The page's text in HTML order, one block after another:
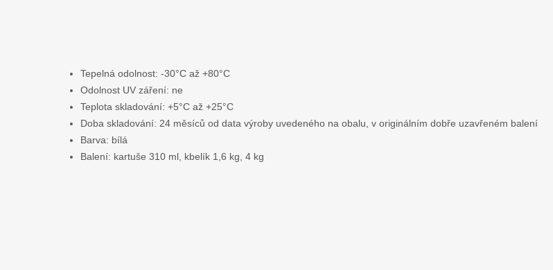
Tepelná odolnost: -30°C až +80°C
Odolnost UV záření: ne
Teplota skladování: +5°C až +25°C
Doba skladování: 24 měsíců od data výroby uvedeného na obalu, v originálním dobře uzavřeném balení
Barva: bílá
Balení: kartuše 310 ml, kbelík 1,6 kg, 4 kg